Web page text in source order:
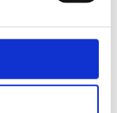
Twist Vase